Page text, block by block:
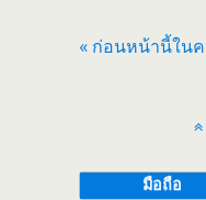
« ก่อนหน้านี้ใน
มือถือ